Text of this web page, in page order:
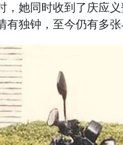
同时收到了庆应
独钟，至今仍有多张